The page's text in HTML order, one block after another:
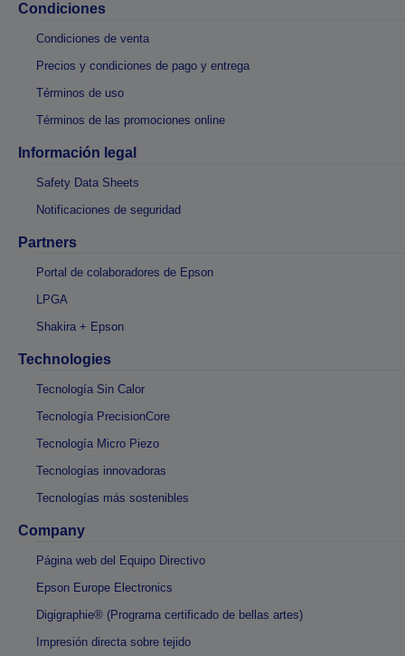
Condiciones
Condiciones de venta
Precios y condiciones de pago y entrega
Términos de uso
Términos de las promociones online
Información legal
Safety Data Sheets
Notificaciones de seguridad
Partners
Portal de colaboradores de Epson
LPGA
Shakira + Epson
Technologies
Tecnología Sin Calor
Tecnología PrecisionCore
Tecnología Micro Piezo
Tecnologías innovadoras
Tecnologías más sostenibles
Company
Página web del Equipo Directivo
Epson Europe Electronics
Digigraphie® (Programa certificado de bellas artes)
Impresión directa sobre tejido